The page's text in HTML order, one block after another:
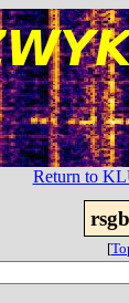
Return to
[